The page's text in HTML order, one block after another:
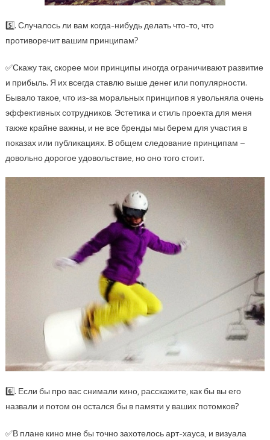
5️⃣. Случалось ли вам когда-нибудь делать что-то, что
противоречит вашим принципам?
✅Скажу так, скорее мои принципы иногда ограничивают развитие
и прибыль. Я их всегда ставлю выше денег или популярности.
Бывало такое, что из-за моральных принципов я увольняла очень
эффективных сотрудников. Эстетика и стиль проекта для меня
также крайне важны, и не все бренды мы берем для участия в
показах или публикациях. В общем следование принципам –
довольно дорогое удовольствие, но оно того стоит.
6️⃣. Если бы про вас снимали кино, расскажите, как бы вы его
назвали и потом он остался бы в памяти у ваших потомков?
✅В плане кино мне бы точно захотелось арт-хауса, и визуала